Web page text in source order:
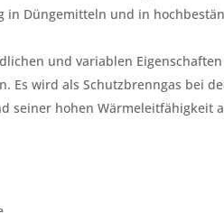
in Düngemitteln und in
und variablen
Es wird als Schutzbrenngas bei
seiner hohen Wärmeleitfähigkeit